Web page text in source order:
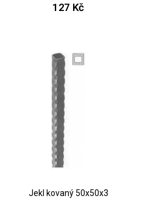
127 Kč
Jekl kovaný 50x50x3